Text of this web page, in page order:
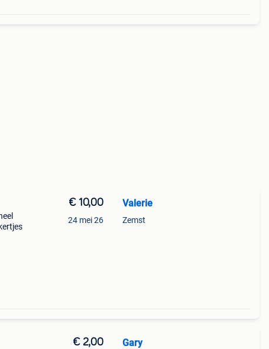
€ 10,00
24 mei 26
Valerie
Zemst
€ 2,00 Gary